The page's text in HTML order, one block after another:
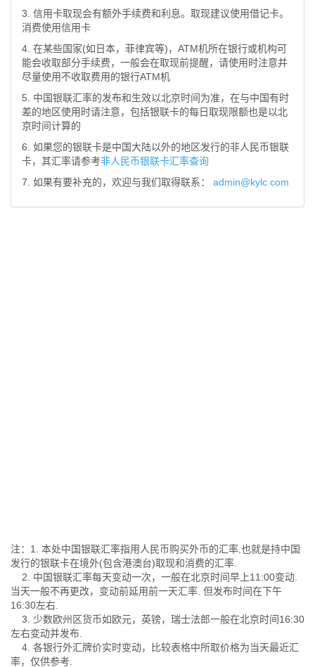
3. 信用卡取现会有额外手续费和利息。取现建议使用借记卡。
消费使用信用卡
4. 在某些国家(如日本，菲律宾等)，ATM机所在银行或机构可
能会收取部分手续费，一般会在取现前提醒，请使用时注意并
尽量使用不收取费用的银行ATM机
5. 中国银联汇率的发布和生效以北京时间为准，在与中国有时
差的地区使用时请注意，包括银联卡的每日取现限额也是以北
京时间计算的
6. 如果您的银联卡是中国大陆以外的地区发行的非人民币银联
卡，其汇率请参考非人民币银联卡汇率查询
7. 如果有要补充的，欢迎与我们取得联系： admin@kylc.com
注：1. 本处中国银联汇率指用人民币购买外币的汇率,也就是持中国
发行的银联卡在境外(包含港澳台)取现和消费的汇率.
2. 中国银联汇率每天变动一次，一般在北京时间早上11:00变动.
当天一般不再更改，变动前延用前一天汇率. 但发布时间在下午
16:30左右.
3. 少数欧州区货币如欧元，英镑，瑞士法郎一般在北京时间16:30
左右变动并发布.
4. 各银行外汇牌价实时变动，比较表格中所取价格为当天最近汇
率，仅供参考.